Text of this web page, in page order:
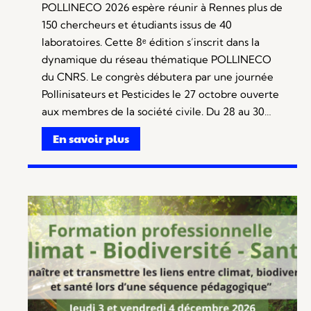
POLLINECO 2026 espère réunir à Rennes plus de
150 chercheurs et étudiants issus de 40
laboratoires. Cette 8ᵉ édition s’inscrit dans la
dynamique du réseau thématique POLLINECO
du CNRS. Le congrès débutera par une journée
Pollinisateurs et Pesticides le 27 octobre ouverte
aux membres de la société civile. Du 28 au 30…
En savoir plus